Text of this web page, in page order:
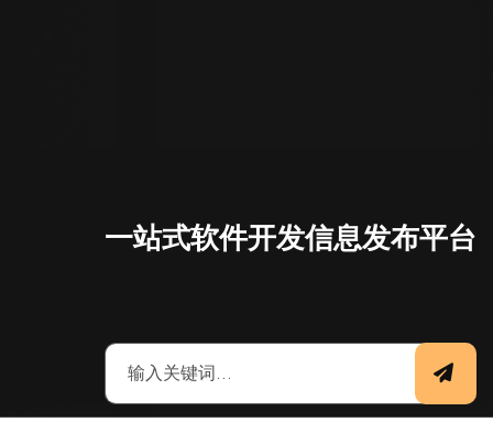
一站式软件开发信息发布平台